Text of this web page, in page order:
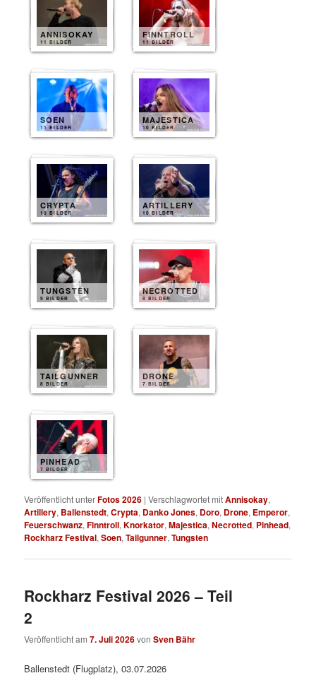
ANNISOKAY
11 BILDER
FINNTROLL
11 BILDER
SOEN
11 BILDER
MAJESTICA
10 BILDER
CRYPTA
10 BILDER
ARTILLERY
10 BILDER
TUNGSTEN
9 BILDER
NECROTTED
8 BILDER
TAILGUNNER
8 BILDER
DRONE
7 BILDER
PINHEAD
7 BILDER
Veröffentlicht unterFotos 2026 |Verschlagwortet mitAnnisokay,
Artillery, Ballenstedt,Crypta, Danko Jones, Doro, Drone, Emperor,
Feuerschwanz,Finntroll,Knorkator,Majestica,Necrotted, Pinhead,
Rockharz Festival,Soen,Tailgunner,Tungsten
Rockharz Festival 2026 – Teil
2
Veröffentlicht am7. Juli 2026vonSven Bähr
Ballenstedt (Flugplatz), 03.07.2026